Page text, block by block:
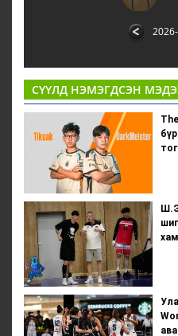
СҮҮЛД НЭМЭГДСЭН